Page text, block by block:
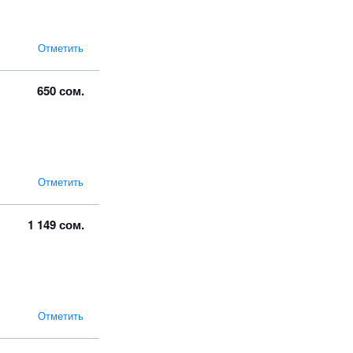
Отметить
650 сом.
Отметить
1 149 сом.
Отметить